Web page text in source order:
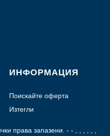
ИНФОРМАЦИЯ
Поискайте оферта
Изтегли
права запазени. - - , , , , , ,